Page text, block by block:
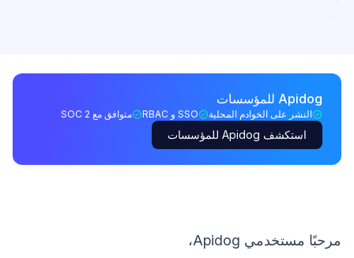
Apidog للمؤسسات
النشر على الخوادم المحلية SSO و RBAC متوافق مع SOC 2
استكشف Apidog للمؤسسات
مرحبًا مستخدمي Apidog،